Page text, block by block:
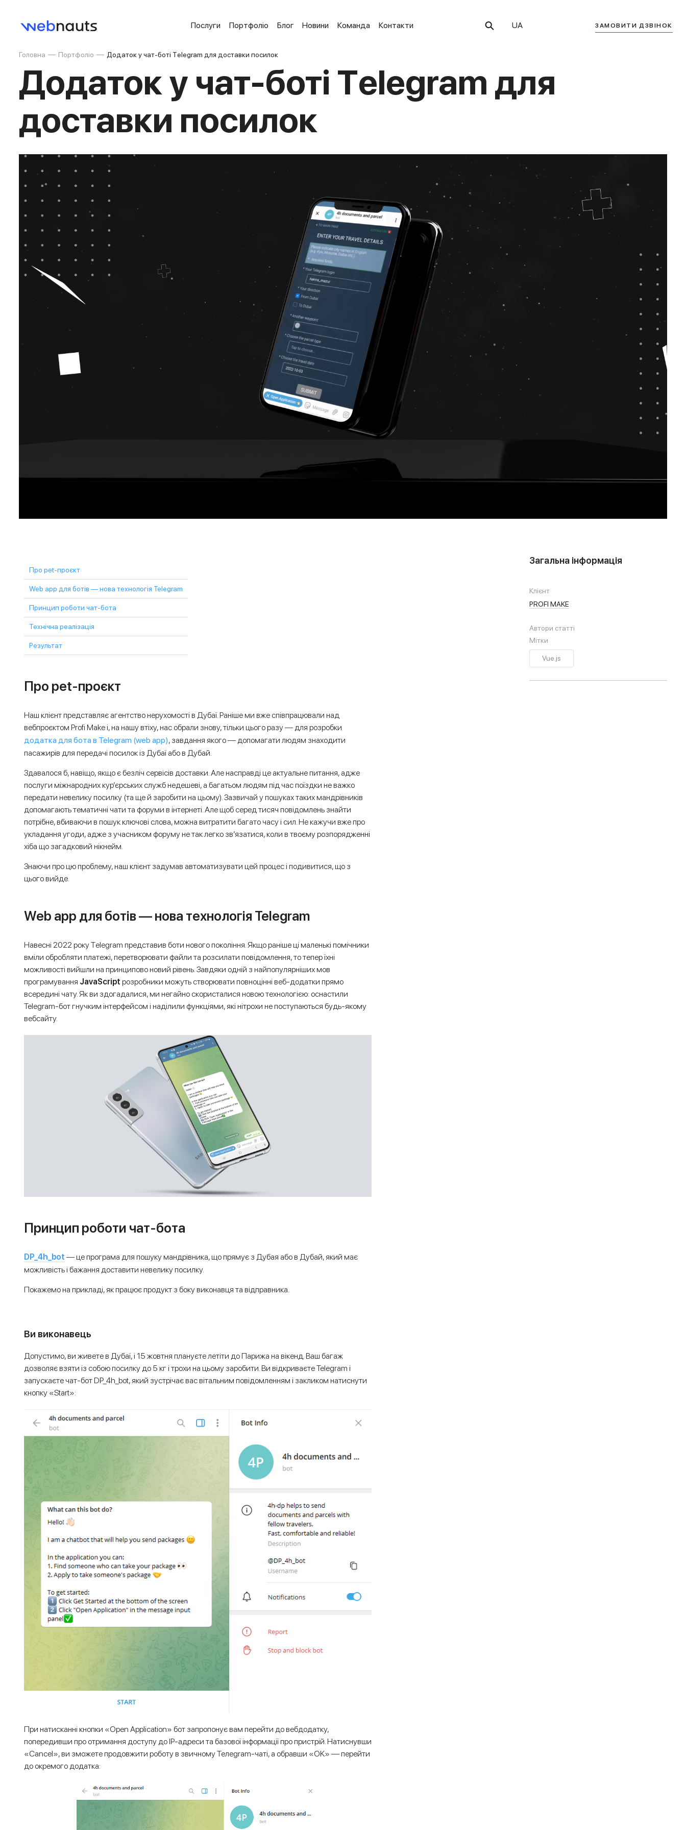
Послуги Портфоліо Блог Новини Команда Контакти UA ЗАМОВИТИ ДЗВІНОК
Головна Портфоліо Додаток у чат-боті Тelegram для доставки посилок
Додаток у чат-боті Тelegram для
доставки посилок
Про pet-проєкт
Web app для ботів — нова технологія Telegram
Принцип роботи чат-бота
Технічна реалізація
Результат
Про pet-проєкт
Наш клієнт представляє агентство нерухомості в Дубаї. Раніше ми вже співпрацювали над
вебпроєктом Profi Make і, на нашу втіху, нас обрали знову, тільки цього разу — для розробки
додатка для бота в Telegram (web app), завдання якого — допомагати людям знаходити
пасажирів для передачі посилок із Дубаї або в Дубай.
Здавалося б, навіщо, якщо є безліч сервісів доставки. Але насправді це актуальне питання, адже
послуги міжнародних кур’єрських служб недешеві, а багатьом людям під час поїздки не важко
передати невелику посилку (та ще й заробити на цьому). Зазвичай у пошуках таких мандрівників
допомагають тематичні чати та форуми в інтернеті. Але щоб серед тисяч повідомлень знайти
потрібне, вбиваючи в пошук ключові слова, можна витратити багато часу і сил. Не кажучи вже про
укладання угоди, адже з учасником форуму не так легко зв’язатися, коли в твоєму розпорядженні
хіба що загадковий нікнейм.
Знаючи про цю проблему, наш клієнт задумав автоматизувати цей процес і подивитися, що з
цього вийде.
Web app для ботів — нова технологія Telegram
Навесні 2022 року Тelegram представив боти нового покоління. Якщо раніше ці маленькі помічники
вміли обробляти платежі, перетворювати файли та розсилати повідомлення, то тепер їхні
можливості вийшли на принципово новий рівень. Завдяки одній з найпопулярніших мов
програмування JavaScript розробники можуть створювати повноцінні веб-додатки прямо
всередині чату. Як ви здогадалися, ми негайно скористалися новою технологією: оснастили
Telegram-бот гнучким інтерфейсом і наділили функціями, які нітрохи не поступаються будь-якому
вебсайту.
Принцип роботи чат-бота
DP_4h_bot — це програма для пошуку мандрівника, що прямує з Дубая або в Дубай, який має
можливість і бажання доставити невелику посилку.
Покажемо на прикладі, як працює продукт з боку виконавця та відправника.
Ви виконавець
Допустимо, ви живете в Дубаї, і 15 жовтня плануєте летіти до Парижа на вікенд. Ваш багаж
дозволяє взяти із собою посилку до 5 кг і трохи на цьому заробити. Ви відкриваєте Telegram і
запускаєте чат-бот DP_4h_bot, який зустрічає вас вітальним повідомленням і закликом натиснути
кнопку «Start»:
При натисканні кнопки «Open Application» бот запропонує вам перейти до вебдодатку,
попередивши про отримання доступу до IP-адреси та базової інформації про пристрій. Натиснувши
«Cancel», ви зможете продовжити роботу в звичному Телеgram-чаті, а обравши «OK» — перейти
до окремого додатка:
Загальна інформація
Клієнт
PROFI MAKE
Автори статті
Мітки
Vue.js